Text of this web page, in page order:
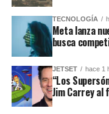
TECNOLOGÍA
Meta lanza
busca
JETSET hace 1
“Los
Jim Carrey al